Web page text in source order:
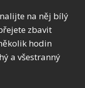
na něj bílý
zbavit
hodin
a všestranný